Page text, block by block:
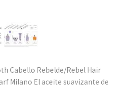
Cabello Rebelde/Rebel Hair
Milano El aceite suavizante de